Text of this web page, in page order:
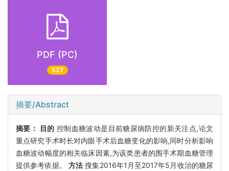
PDF (PC)
527
摘要/Abstract
摘要： 目的 控制血糖波动是目前糖尿病防控的新关注点,论文
重点研究手术时长对内眼手术后血糖变化的影响,同时分析影响
血糖波动幅度的相关临床因素,为该类患者的围手术期血糖管理
提供参考依据。 方法 搜集2016年1月至2017年5月收治的糖尿